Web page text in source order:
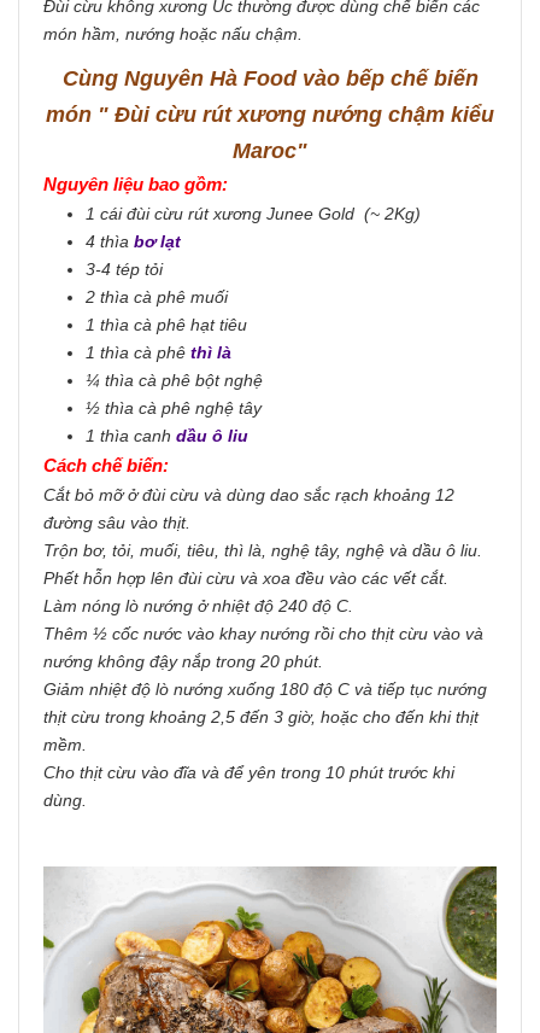
Đùi cừu không xương Úc thường được dùng chế biến các
món hầm, nướng hoặc nấu chậm.
Cùng Nguyên Hà Food vào bếp chế biến
món " Đùi cừu rút xương nướng chậm kiểu
Maroc"
Nguyên liệu bao gồm:
1 cái đùi cừu rút xương Junee Gold (~ 2Kg)
4 thìa bơ lạt
3-4 tép tỏi
2 thìa cà phê muối
1 thìa cà phê hạt tiêu
1 thìa cà phê thì là
¼ thìa cà phê bột nghệ
½ thìa cà phê nghệ tây
1 thìa canh dầu ô liu
Cách chế biến:
Cắt bỏ mỡ ở đùi cừu và dùng dao sắc rạch khoảng 12
đường sâu vào thịt.
Trộn bơ, tỏi, muối, tiêu, thì là, nghệ tây, nghệ và dầu ô liu.
Phết hỗn hợp lên đùi cừu và xoa đều vào các vết cắt.
Làm nóng lò nướng ở nhiệt độ 240 độ C.
Thêm ½ cốc nước vào khay nướng rồi cho thịt cừu vào và
nướng không đậy nắp trong 20 phút.
Giảm nhiệt độ lò nướng xuống 180 độ C và tiếp tục nướng
thịt cừu trong khoảng 2,5 đến 3 giờ, hoặc cho đến khi thịt
mềm.
Cho thịt cừu vào đĩa và để yên trong 10 phút trước khi
dùng.